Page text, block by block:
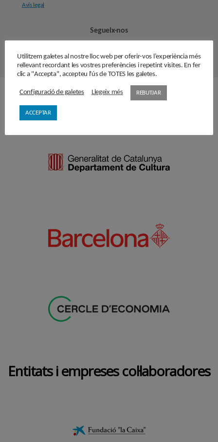
Avís legal
Segueix-nos
Amb el suport de
Entitats i empreses col·laboradores
Utilitzem galetes al nostre lloc web per oferir-vos l’experiència més
rellevant recordant les vostres preferències i repetint visites. En fer
clic a "Accepta", accepteu l'ús de TOTES les galetes.
Configuració de galetes Llegeix més REBUTJAR
ACCEPTAR